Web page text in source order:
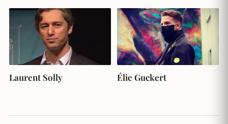
Laurent Solly Élie Guckert